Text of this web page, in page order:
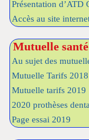
Présentation d’ATD
Accès au site
Mutuelle
Au sujet des
Mutuelle Tarifs 2018
Mutuelle tarifs 2019
2020 prothèses
Page essai 2019